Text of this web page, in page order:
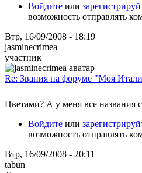
Войдите или
возможность отправлять
Втр, 16/09/2008 - 18:19
jasminecrimea
участник
Re: Звания на форуме "Моя
Цветами? А у меня все названия
Войдите или
возможность отправлять
Втр, 16/09/2008 - 20:11
tabun